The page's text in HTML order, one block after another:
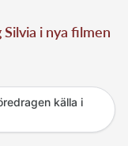
i nya filmen
källa i